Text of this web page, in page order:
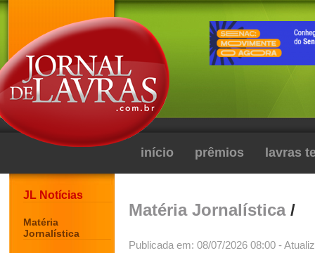
início prêmios lavras
JL Notícias
Matéria
Jornalística
Matéria Jornalística/
Publicada em: 08/07/2026 08:00 -